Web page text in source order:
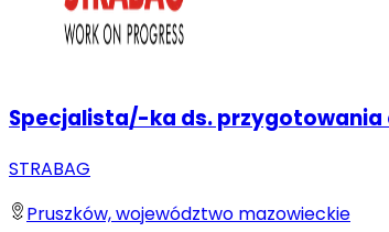
Specjalista/-ka ds.
STRABAG
Pruszków, województwo mazowieckie